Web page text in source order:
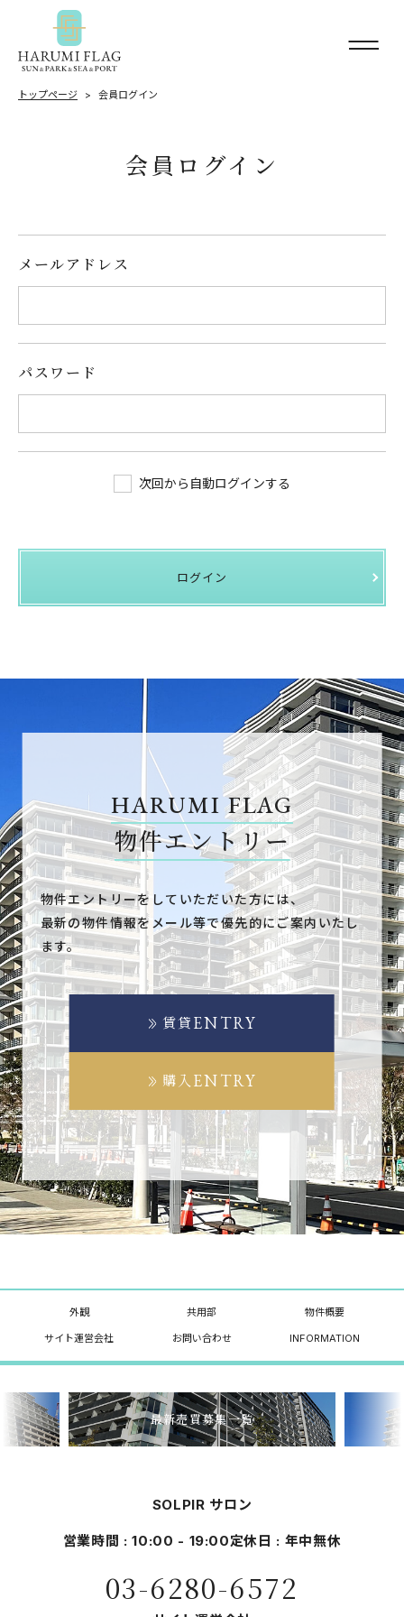
トップページ 会員ログイン
会員ログイン
メールアドレス
パスワード
次回から自動ログインする
ログイン
HARUMI FLAG
物件エントリー
物件エントリーをしていただいた方には、
最新の物件情報をメール等で優先的にご案内いたし
ます。
賃貸 ENTRY
購入 ENTRY
外観 共用部 物件概要
サイト運営会社 お問い合わせ INFORMATION
最新売買募集一覧
SOLPIR サロン
営業時間 : 10:00 - 19:00定休日 : 年中無休
03-6280-6572